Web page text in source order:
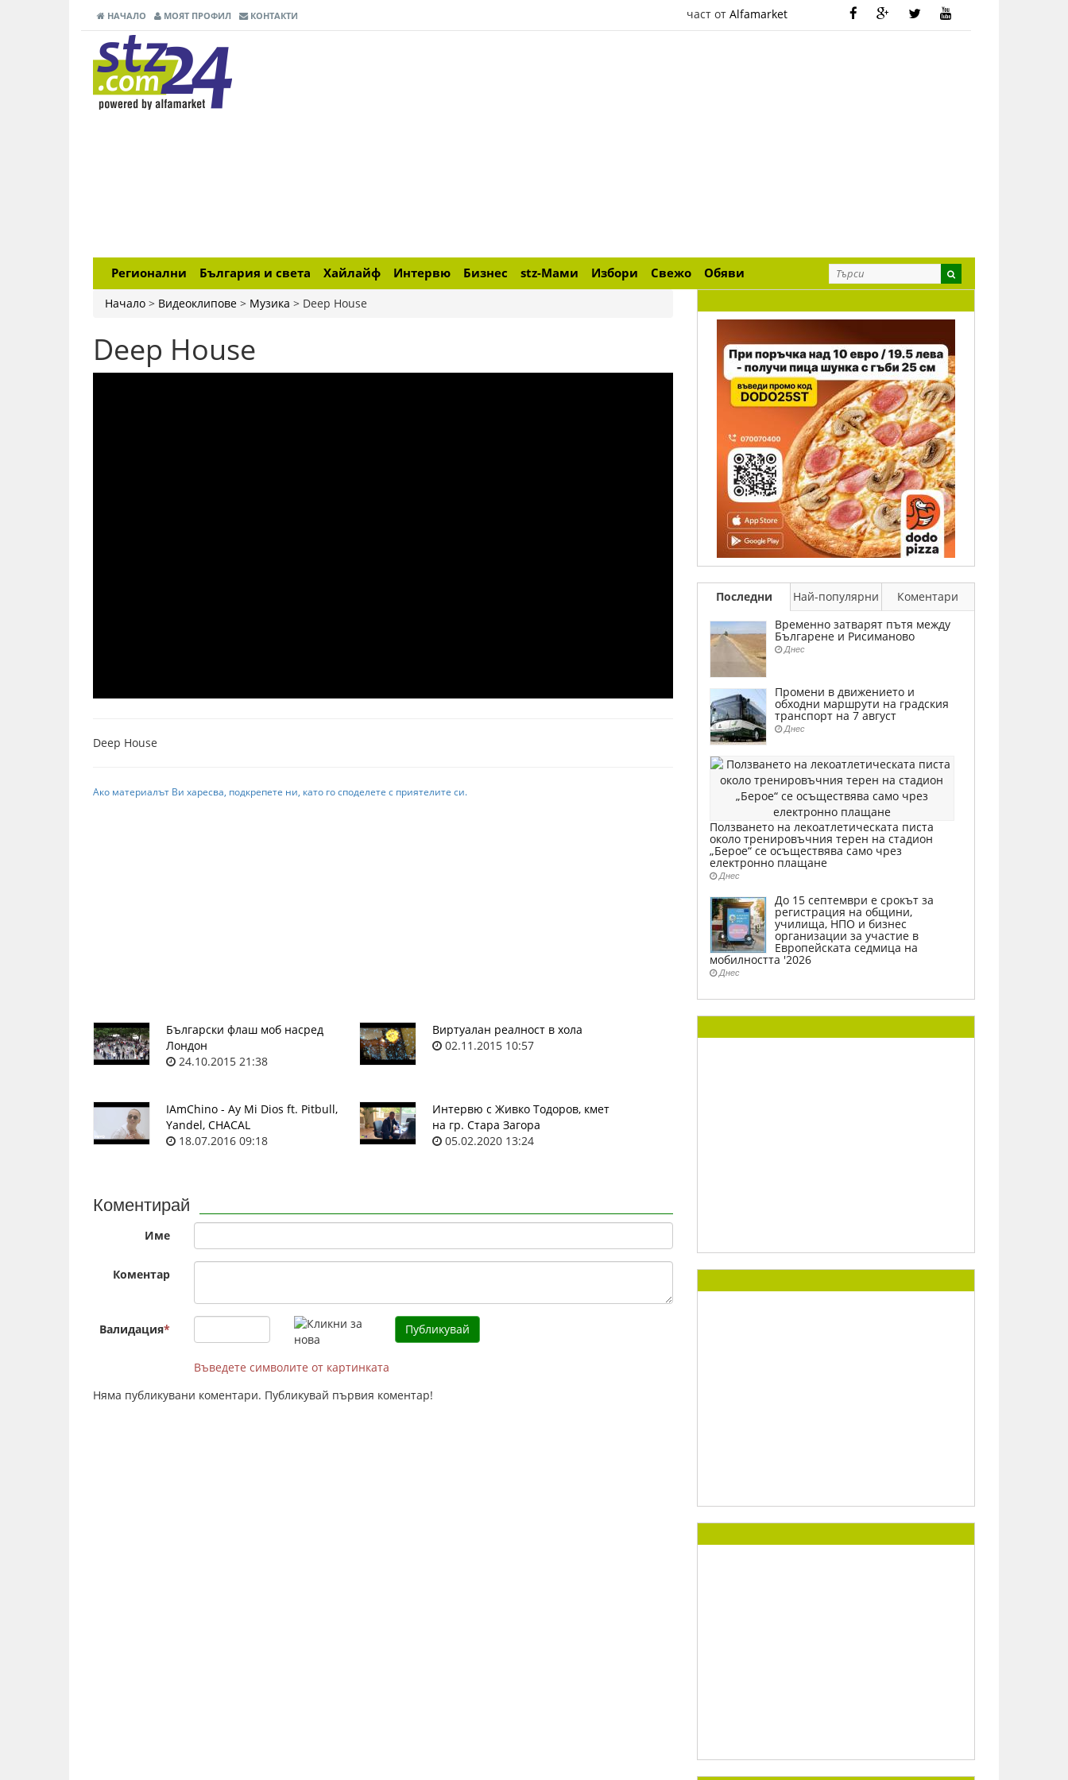
НАЧАЛО МОЯТ ПРОФИЛ КОНТАКТИ част от Alfamarket
Регионални България и света Хайлайф Интервю Бизнес stz-Мами Избори Свежо Обяви
Начало > Видеоклипове > Музика > Deep House
Deep House
Deep House
Ако материалът Ви харесва, подкрепете ни, като го споделете с приятелите си.
Български флаш моб насред
Лондон
24.10.2015 21:38
Виртуалан реалност в хола
02.11.2015 10:57
IAmChino - Ay Mi Dios ft. Pitbull,
Yandel, CHACAL
18.07.2016 09:18
Интервю с Живко Тодоров, кмет
на гр. Стара Загора
05.02.2020 13:24
Коментирай
Име
Коментар
Валидация*
Въведете символите от картинката
Няма публикувани коментари. Публикувай първия коментар!
Последни Най-популярни
Коментари
Временно затварят пътя между
Българене и Рисиманово
Днес
Промени в движението и
обходни маршрути на градския
транспорт на 7 август
Днес
Ползването на лекоатлетическата писта
около тренировъчния терен на стадион
„Берое“ се осъществява само чрез
електронно плащане
Днес
До 15 септември е срокът за
регистрация на общини,
училища, НПО и бизнес
организации за участие в
Европейската седмица на
мобилността '2026
Днес